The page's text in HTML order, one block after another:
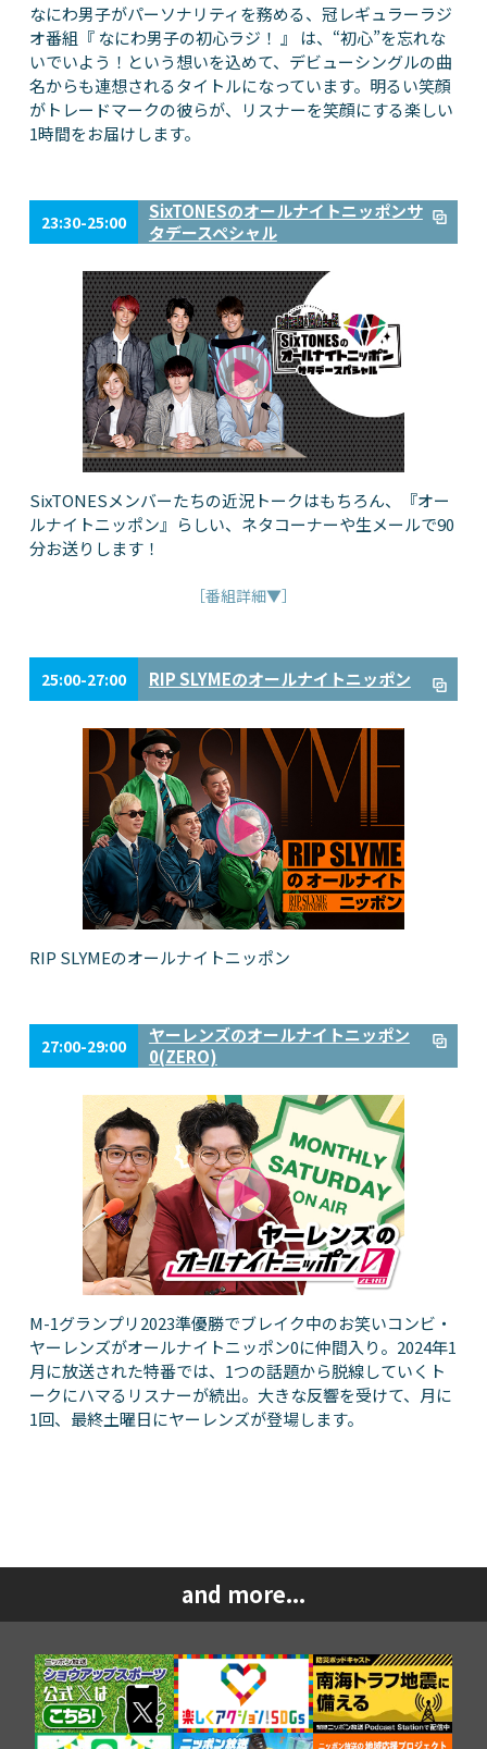
なにわ男子がパーソナリティを務める、冠レギュラーラジ
オ番組『 なにわ男子の初心ラジ！ 』 は、“初心”を忘れな
いでいよう！という想いを込めて、デビューシングルの曲
名からも連想されるタイトルになっています。明るい笑顔
がトレードマークの彼らが、リスナーを笑顔にする楽しい
1時間をお届けします。
23:30-25:00
SixTONESのオールナイトニッポンサ
タデースペシャル
SixTONESメンバーたちの近況トークはもちろん、『オー
ルナイトニッポン』らしい、ネタコーナーや生メールで90
分お送りします！
［番組詳細▼］
25:00-27:00 RIP SLYMEのオールナイトニッポン
RIP SLYMEのオールナイトニッポン
27:00-29:00
ヤーレンズのオールナイトニッポン
0(ZERO)
M-1グランプリ2023準優勝でブレイク中のお笑いコンビ・
ヤーレンズがオールナイトニッポン0に仲間入り。2024年1
月に放送された特番では、1つの話題から脱線していくト
ークにハマるリスナーが続出。大きな反響を受けて、月に
1回、最終土曜日にヤーレンズが登場します。
and more...